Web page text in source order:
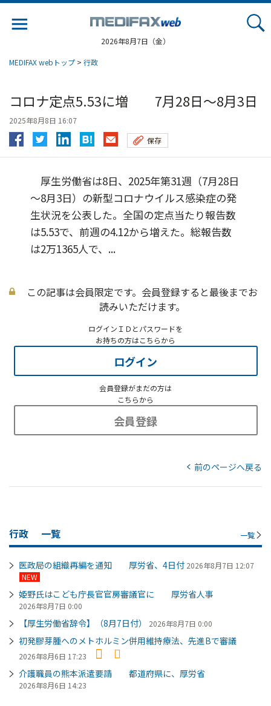
2026年8月7日（金）
MEDIFAX webトップ > 行政
コロナ定点5.53に増 7月28日～8月3日
2025年8月8日 16:07
保存
厚生労働省は8日、2025年第31週（7月28日
～8月3日）の新型コロナウイルス感染症の発
生状況を公表した。全国の定点当たり報告数
は5.53で、前週の4.12から増えた。総報告数
は2万1365人で、...
この記事は会員限定です。会員登録すると最後までお
読みいただけます。
ログインＩＤとパスワードを
お持ちの方はこちらから
ログイン
会員登録がまだの方は
こちらから
会員登録
前のページへ戻る
行政 一覧 一覧
医政局の組織再編を通知 厚労省、4日付 2026年8月7日 12:07
NEW
姫野氏はこども庁長官官房審議官に 厚労省人事
2026年8月7日 0:00
【厚生労働省辞令】（8月7日付） 2026年8月7日 0:00
初発膠芽腫へのメトホルミン併用維持療法、先進Bで審議
2026年8月6日 17:23
介護職員の熊本派遣要請 都道府県に、厚労省
2026年8月6日 14:23